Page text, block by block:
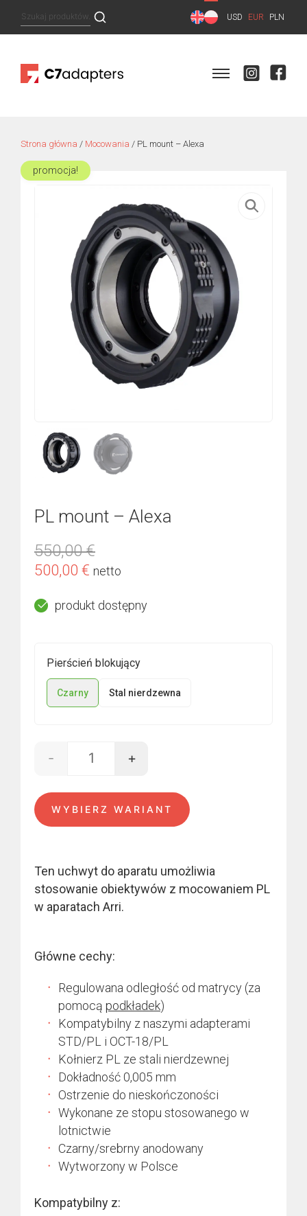
Szukaj: USD EUR PLN
Strona główna / Mocowania / PL mount – Alexa
promocja!
PL mount – Alexa
550,00€
Pierwotna
wynosiła:
500,00 € Aktualna
wynosi:
netto
produkt dostępny
Pierścień blokujący
Czarny Stal nierdzewna
ilość PL mount - Alexa
- +
WYBIERZ WARIANT
Ten uchwyt do aparatu umożliwia
stosowanie obiektywów z mocowaniem PL
w aparatach Arri.
Główne cechy:
Regulowana odległość od matrycy (za
pomocą podkładek)
Kompatybilny z naszymi adapterami
STD/PL i OCT-18/PL
Kołnierz PL ze stali nierdzewnej
Dokładność 0,005 mm
Ostrzenie do nieskończoności
Wykonane ze stopu stosowanego w
lotnictwie
Czarny/srebrny anodowany
Wytworzony w Polsce
Kompatybilny z: